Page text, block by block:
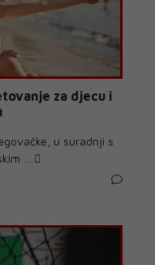
za djecu i
u suradnji s
...